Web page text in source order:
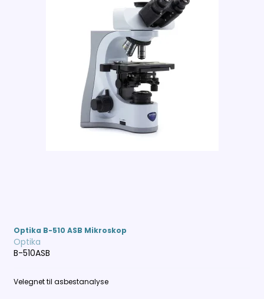
Optika B-510 ASB Mikroskop
Optika
B-510ASB
Velegnet til asbestanalyse